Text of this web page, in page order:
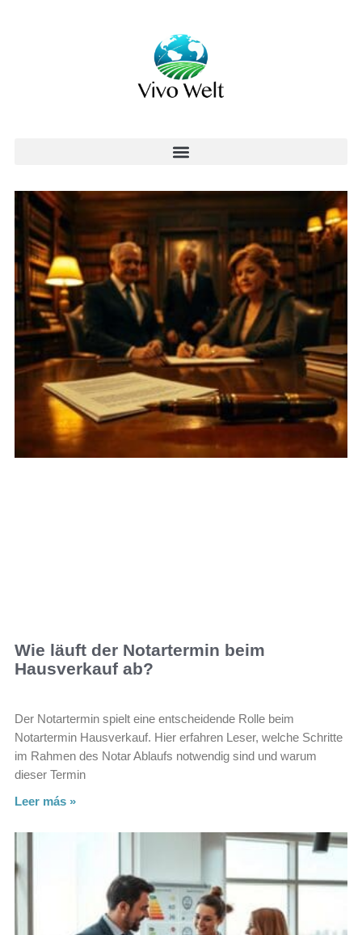
Wie läuft der Notartermin beim
Hausverkauf ab?
Der Notartermin spielt eine entscheidende Rolle beim
Notartermin Hausverkauf. Hier erfahren Leser, welche Schritte
im Rahmen des Notar Ablaufs notwendig sind und warum
dieser Termin
Leer más »